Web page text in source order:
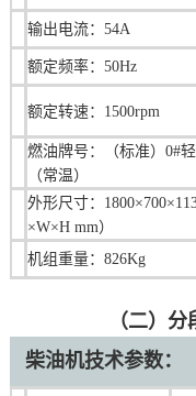
输出电流：54A
额定频率：50Hz
额定转速：1500rpm
燃油牌号：（标准）0#
（常温）
外形尺寸：
×W×H mm）
机组重量：826Kg
（二）
柴油机技术参数：